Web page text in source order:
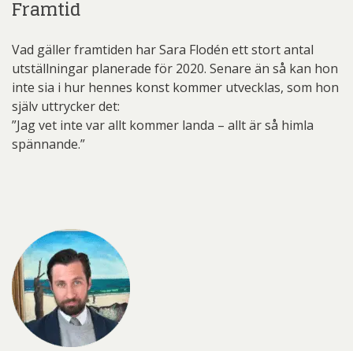
Framtid
Vad gäller framtiden har Sara Flodén ett stort antal
utställningar planerade för 2020. Senare än så kan hon
inte sia i hur hennes konst kommer utvecklas, som hon
själv uttrycker det:
”Jag vet inte var allt kommer landa – allt är så himla
spännande.”